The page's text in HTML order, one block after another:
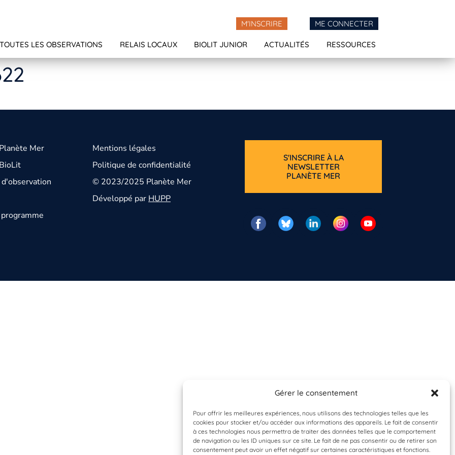
Gérer le consentement
Pour offrir les meilleures expériences, nous utilisons des technologies telles que les
cookies pour stocker et/ou accéder aux informations des appareils. Le fait de consentir
à ces technologies nous permettra de traiter des données telles que le comportement
de navigation ou les ID uniques sur ce site. Le fait de ne pas consentir ou de retirer son
consentement peut avoir un effet négatif sur certaines caractéristiques et fonctions.
M'INSCRIRE ME CONNECTER
TOUTES LES OBSERVATIONS RELAIS LOCAUX BIOLIT JUNIOR ACTUALITÉS RESSOURCES
Mer
Mentions légales
Politique de confidentialité
© 2023/2025 Planète Mer
Développé parHUPP
S'INSCRIRE À LA
NEWSLETTER
PLANÈTE MER